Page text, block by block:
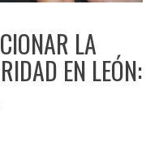
LA
EN LEÓN: